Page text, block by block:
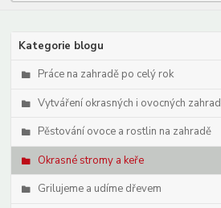
Kategorie blogu
Práce na zahradě po celý rok
Vytváření okrasných i ovocných zahrad
Pěstování ovoce a rostlin na zahradě
Okrasné stromy a keře
Grilujeme a udíme dřevem